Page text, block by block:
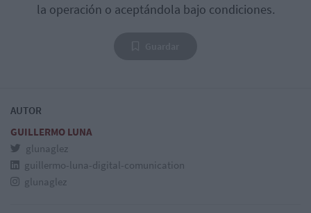
la operación o aceptándola bajo condiciones.
AUTOR
GUILLERMO LUNA
glunaglez
guillermo-luna-digital-comunication
glunaglez